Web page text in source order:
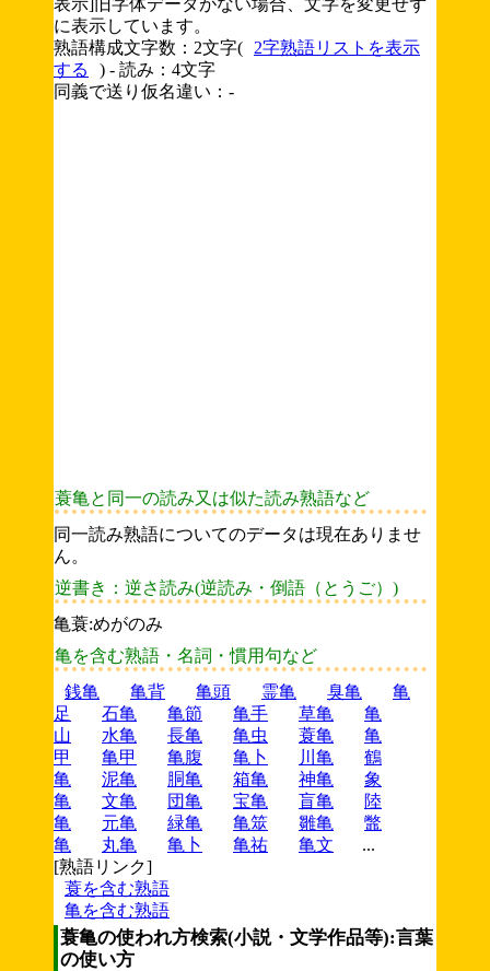
表示]旧字体データがない場合、文字を変更せず
に表示しています。
熟語構成文字数：2文字(
2字熟語リストを表示
する
) - 読み：4文字
同義で送り仮名違い：-
蓑亀と同一の読み又は似た読み熟語など
同一読み熟語についてのデータは現在ありませ
ん。
逆書き：逆さ読み(逆読み・倒語（とうご）)
亀蓑:めがのみ
亀を含む熟語・名詞・慣用句など
銭亀
亀背 亀頭 霊亀 臭亀
亀
足
石亀 亀節 亀手 草亀
亀
山
水亀 長亀 亀虫 蓑亀
亀
甲
亀甲 亀腹 亀卜 川亀
鶴
亀
泥亀 胴亀 箱亀 神亀
象
亀
文亀 団亀 宝亀 盲亀
陸
亀
元亀 緑亀 亀筮 雛亀
鼈
亀
丸亀 亀卜 亀祐 亀文
...
[熟語リンク]
蓑を含む熟語
亀を含む熟語
蓑亀の使われ方検索(小説・文学作品等):言葉
の使い方